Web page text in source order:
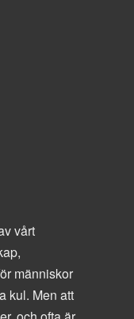
vårt
människor
kul. Men att